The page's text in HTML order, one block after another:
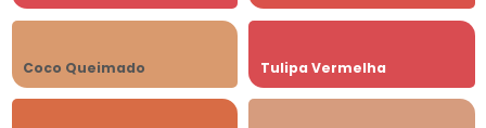
Coco Queimado Tulipa Vermelha